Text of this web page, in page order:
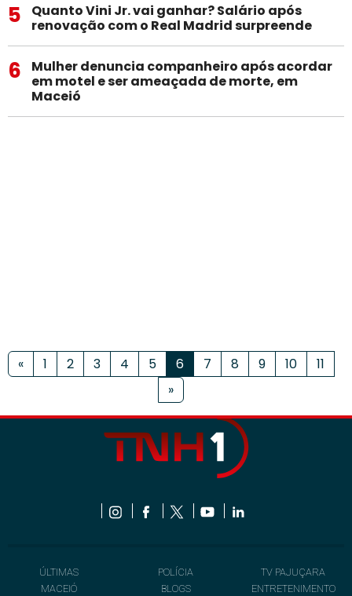
5
Quanto Vini Jr. vai ganhar? Salário após
renovação com o Real Madrid surpreende
6
Mulher denuncia companheiro após acordar
em motel e ser ameaçada de morte, em
Maceió
« 1 2 3 4 5 6 7 8 9 10
11
»
ÚLTIMAS
MACEIÓ
POLÍCIA
BLOGS
TV PAJUÇARA
ENTRETENIMENTO